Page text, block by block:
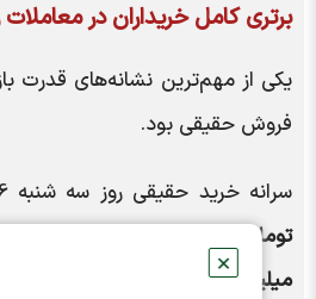
✕
برتری کامل خریداران در معاملات روز
یکی از مهم‌ترین نشانه‌های قدرت
فروش حقیقی بود.
سرانه خرید حقیقی روز سه شنبه 16 تیر به
تومان
میلیون تومان